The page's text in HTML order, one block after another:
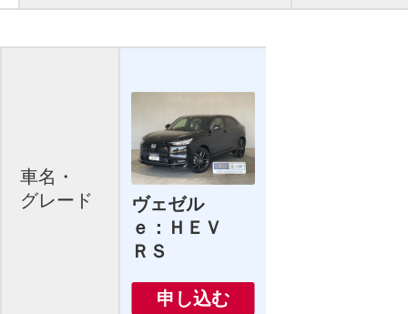
車名・
グレード
ヴェゼル
ｅ：ＨＥＶ
ＲＳ
申し込む